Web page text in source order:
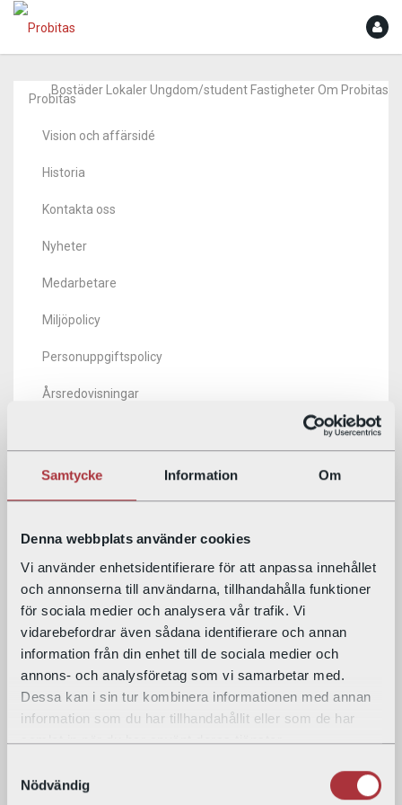
Samtycke Information Om
Denna webbplats använder cookies
Vi använder enhetsidentifierare för att anpassa innehållet
och annonserna till användarna, tillhandahålla funktioner
för sociala medier och analysera vår trafik. Vi
vidarebefordrar även sådana identifierare och annan
information från din enhet till de sociala medier och
annons- och analysföretag som vi samarbetar med.
Dessa kan i sin tur kombinera informationen med annan
information som du har tillhandahållit eller som de har
samlat in när du har använt deras tjänster.
Nödvändig
Bostäder LokalerUngdom/student FastigheterOm Probitas
Probitas
Vision och affärsidé
Historia
Kontakta oss
Nyheter
Medarbetare
Miljöpolicy
Personuppgiftspolicy
Årsredovisningar
Driftinformation
Service
Arkiv
2026
2024
2023